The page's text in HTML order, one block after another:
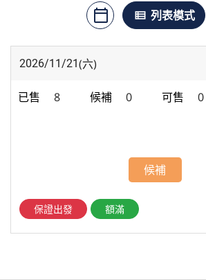
calendar_today
月曆模式
view_list
列表模式
2026/11/21(六)
8 0 0
候補
保證出發 額滿